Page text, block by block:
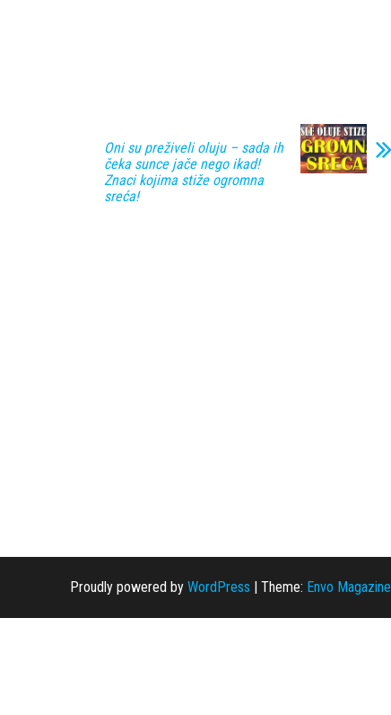
Oni su preživeli oluju – sada ih
čeka sunce jače nego ikad!
Znaci kojima stiže ogromna
sreća!
Proudly powered by WordPress | Theme: Envo Magazine